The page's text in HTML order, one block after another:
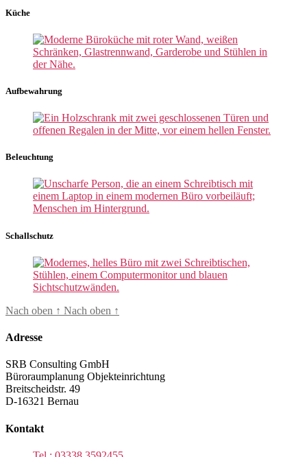
Küche
Aufbewahrung
Beleuchtung
Schallschutz
Nach oben ↑ Nach oben ↑
Adresse
SRB Consulting GmbH
Büroraumplanung Objekteinrichtung
Breitscheidstr. 49
D-16321 Bernau
Kontakt